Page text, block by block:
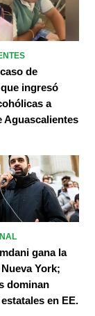
de
ingresó
a
Aguascalientes
gana la
York;
dominan
en EE.